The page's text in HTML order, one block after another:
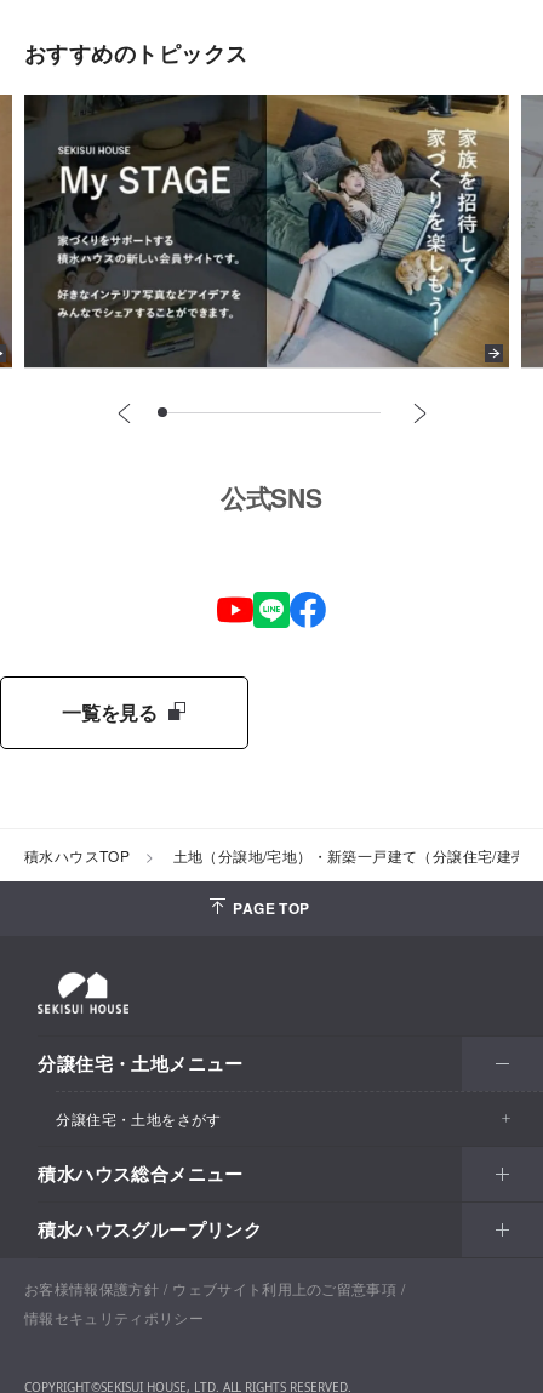
おすすめのトピックス
公式SNS
一覧を見る
積水ハウスTOP 土地（分譲地/宅地）・新築一戸建て（分譲住宅/建売
PAGE TOP
分譲住宅・土地メニュー
分譲住宅・土地をさがす
エリアからさがす
北海道・東北
北海道
関東甲信越
市区町村からさがす
沿線・駅からさがす
積水ハウス総合メニュー
住まい
戸建住宅
土地活用
積水ハウスグループリンク
積水ハウスサポートプラス
お客様情報保護方針
ウェブサイト利用上のご留意事項
情報セキュリティポリシー
COPYRIGHT©SEKISUI HOUSE, LTD. ALL RIGHTS RESERVED.